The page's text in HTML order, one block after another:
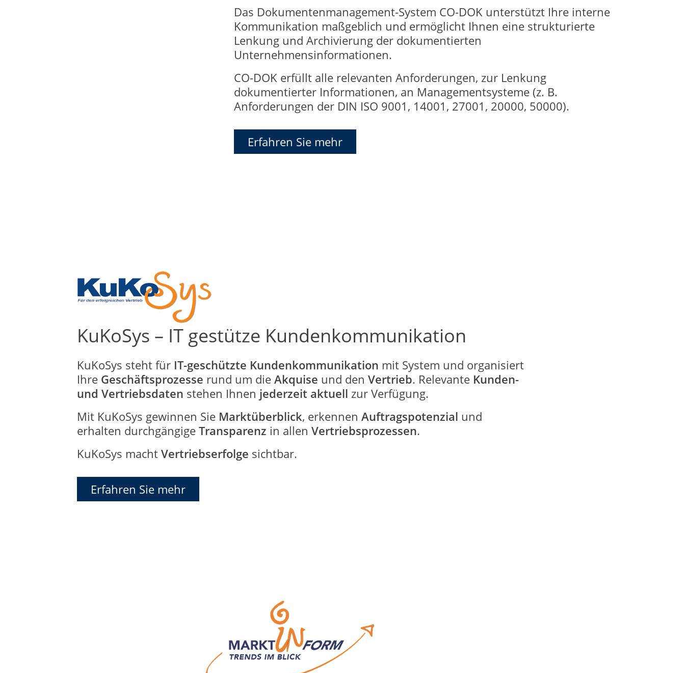
Das Dokumentenmanagement-System CO-DOK unterstützt Ihre interne
Kommunikation maßgeblich und ermöglicht Ihnen eine strukturierte
Lenkung und Archivierung der dokumentierten
Unternehmensinformationen.
CO-DOK erfüllt alle relevanten Anforderungen, zur Lenkung
dokumentierter Informationen, an Managementsysteme (z. B.
Anforderungen der DIN ISO 9001, 14001, 27001, 20000, 50000).
Erfahren Sie mehr
KuKoSys – IT gestütze Kundenkommunikation
KuKoSys steht für IT-geschützte Kundenkommunikation mit System und organisiert
Ihre Geschäftsprozesse rund um die Akquise und den Vertrieb. Relevante Kunden-
und Vertriebsdaten stehen Ihnen jederzeit aktuell zur Verfügung.
Mit KuKoSys gewinnen Sie Marktüberblick, erkennen Auftragspotenzial und
erhalten durchgängige Transparenz in allen Vertriebsprozessen.
KuKoSys macht Vertriebserfolge sichtbar.
Erfahren Sie mehr